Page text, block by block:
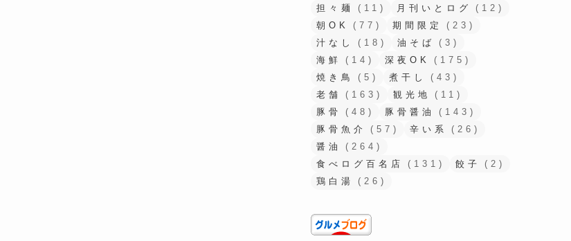
担々麺
(11) 月刊いとログ
(12)
朝OK
(77) 期間限定
(23)
汁なし
(18) 油そば
(3)
海鮮
(14) 深夜OK
(175)
焼き鳥
(5) 煮干し
(43)
老舗
(163) 観光地
(11)
豚骨
(48) 豚骨醤油
(143)
豚骨魚介
(57) 辛い系
(26)
醤油
(264)
食べログ百名店
(131) 餃子
(2)
鶏白湯
(26)